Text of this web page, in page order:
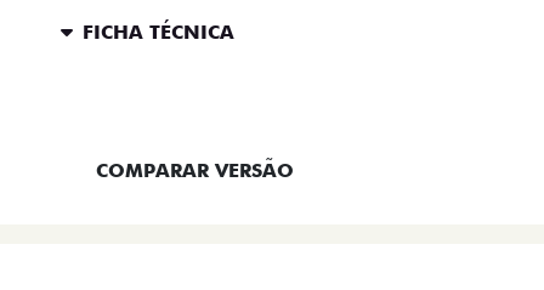
FICHA TÉCNICA
COMPARAR VERSÃO